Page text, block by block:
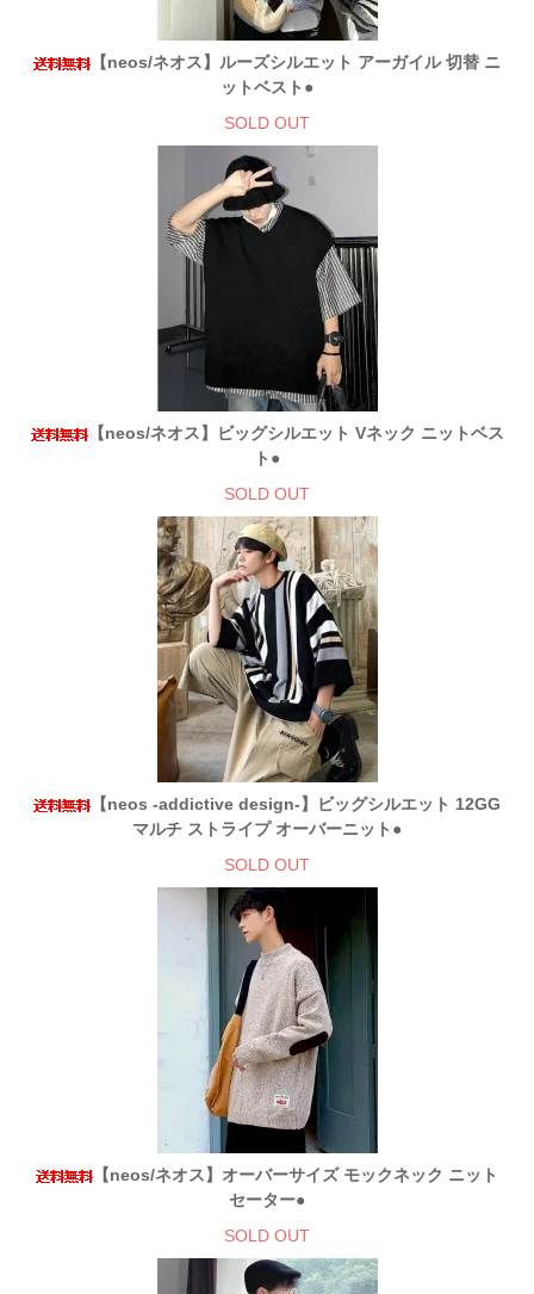
【neos/ネオス】ルーズシルエット アーガイル 切替 ニ
ットベスト●
SOLD OUT
【neos/ネオス】ビッグシルエット Vネック ニットベス
ト●
SOLD OUT
【neos -addictive design-】ビッグシルエット 12GG
マルチ ストライプ オーバーニット●
SOLD OUT
【neos/ネオス】オーバーサイズ モックネック ニット
セーター●
SOLD OUT